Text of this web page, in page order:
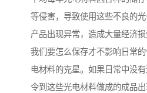
等侵害，导致使用这些不良的
产品出现异常，造成大量经济
我们要怎么保存才不影响日常
电材料的克星。如果日常中没
令到这些光电材料做成的成品